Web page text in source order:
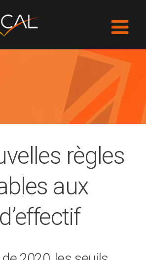
règles
aux